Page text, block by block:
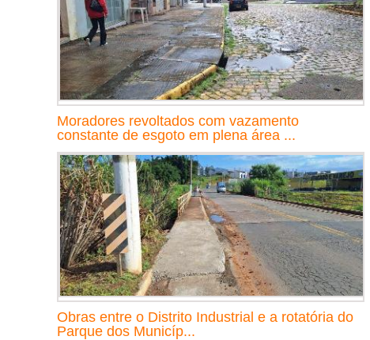
Moradores revoltados com vazamento
constante de esgoto em plena área ...
Obras entre o Distrito Industrial e a rotatória do
Parque dos Municíp...